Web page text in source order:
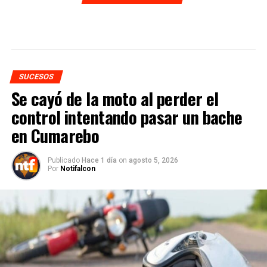
SUCESOS
Se cayó de la moto al perder el
control intentando pasar un bache
en Cumarebo
Publicado Hace 1 día on agosto 5, 2026
Por Notifalcon